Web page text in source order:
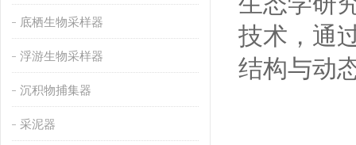
底栖生物采样器
浮游生物采样器
沉积物捕集器
采泥器
技术，通
结构与动